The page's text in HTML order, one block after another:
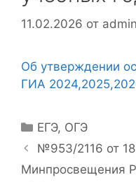
11.02.2026 от
Об утверждении
ГИА
Рубрики
ЕГЭ, ОГЭ
№953/2116 от
Минпросвещения